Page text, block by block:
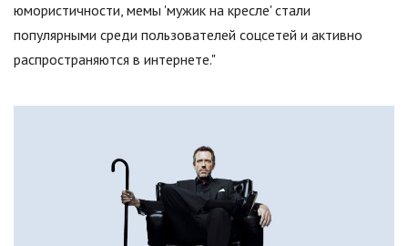
юмористичности, мемы 'мужик на кресле' стали
популярными среди пользователей соцсетей и активно
распространяются в интернете."